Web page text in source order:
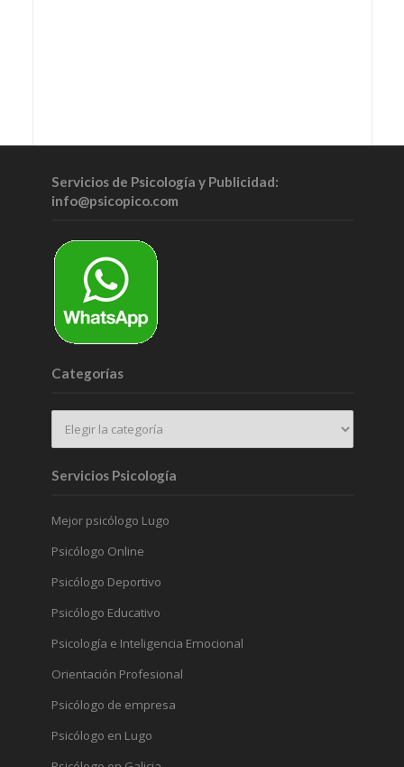
Servicios de Psicología y Publicidad:
info@psicopico.com
Categorías
Servicios Psicología
Mejor psicólogo Lugo
Psicólogo Online
Psicólogo Deportivo
Psicólogo Educativo
Psicología e Inteligencia Emocional
Orientación Profesional
Psicólogo de empresa
Psicólogo en Lugo